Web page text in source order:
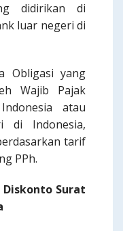
didirikan di
luar negeri di
Obligasi yang
Wajib Pajak
atau
di Indonesia,
tarif
PPh.
Surat